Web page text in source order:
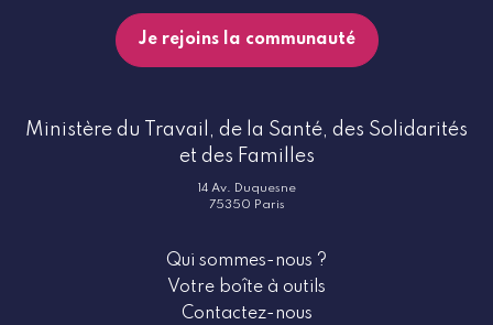
Je rejoins la communauté
Ministère du Travail, de la Santé, des Solidarités
et des Familles
14 Av. Duquesne
75350 Paris
Qui sommes-nous ?
Votre boîte à outils
Contactez-nous